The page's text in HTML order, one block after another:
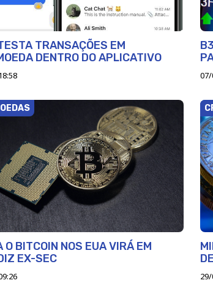
TRANSAÇÕES EM
DENTRO DO APLICATIVO
O BITCOIN NOS EUA VIRÁ EM
EX-SEC